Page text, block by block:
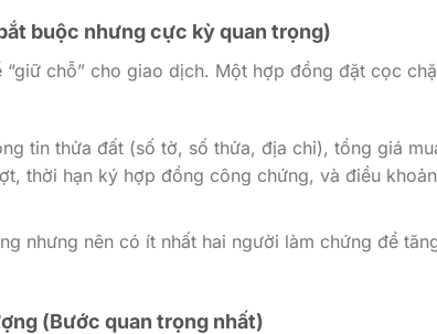
buộc nhưng cực kỳ quan trọng)
chỗ” cho giao dịch. Một hợp đồng đặt cọc
tin thửa đất (số tờ, số thửa, địa chỉ), tổng giá
thời hạn ký hợp đồng công chứng, và điều khoản
nhưng nên có ít nhất hai người làm chứng để
(Bước quan trọng nhất)